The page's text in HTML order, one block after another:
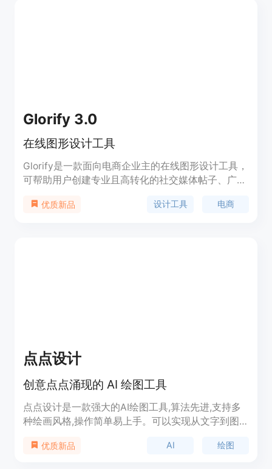
Glorify 3.0
在线图形设计工具
Glorify是一款面向电商企业主的在线图形设计工具，
可帮助用户创建专业且高转化的社交媒体帖子、广
产品背景生成、文字生成、背景去除等功能，并提供
优质新品 设计工具 电商
点点设计
创意点点涌现的 AI 绘图工具
点点设计是一款强大的AI绘图工具,算法先进,支持多
种绘画风格,操作简单易上手。可以实现从文字到图
航。该产品定位于个人及中小企业用户,提供免费和
优质新品 AI 绘图